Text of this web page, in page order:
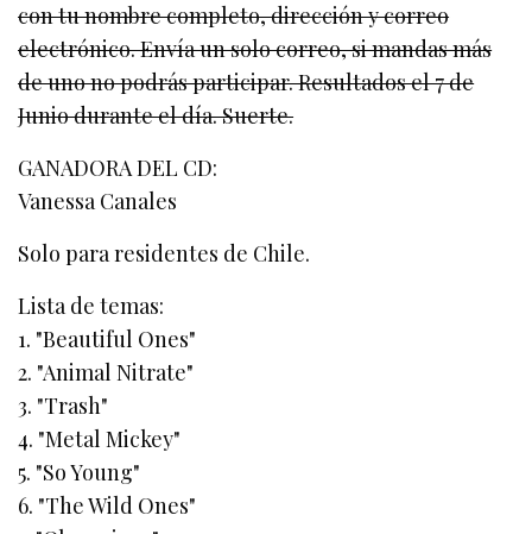
con tu nombre completo, dirección y correo
electrónico. Envía un solo correo, si mandas más
de uno no podrás participar. Resultados el 7 de
Junio durante el día. Suerte.
GANADORA DEL CD:
Vanessa Canales
Solo para residentes de Chile.
Lista de temas:
1. "Beautiful Ones"
2. "Animal Nitrate"
3. "Trash"
4. "Metal Mickey"
5. "So Young"
6. "The Wild Ones"